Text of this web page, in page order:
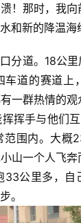
！那时，我
和新的降温海
分道。18公
车道的赛道上
一群热情的
挥手与他们
范围内。大概
山一个人飞
33公里多，自
。